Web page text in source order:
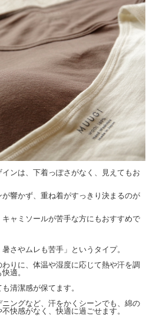
ンは、下着っぽさがなく、見えてもお
が響かず、重ね着がすっきり決まるのが
ャミソールが苦手な方にもおすすめで
さやムレも苦手」というタイプ。
りに、体温や湿度に応じて熱や汗を調
適。
清潔感が保てます。
ングなど、汗をかくシーンでも、綿の
快感がなく、快適に過ごせます。